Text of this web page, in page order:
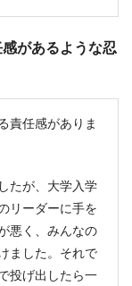
があるような忍
責任感がありま
たが、大学入学
リーダーに手を
悪く、みんなの
ました。それで
投げ出したら一